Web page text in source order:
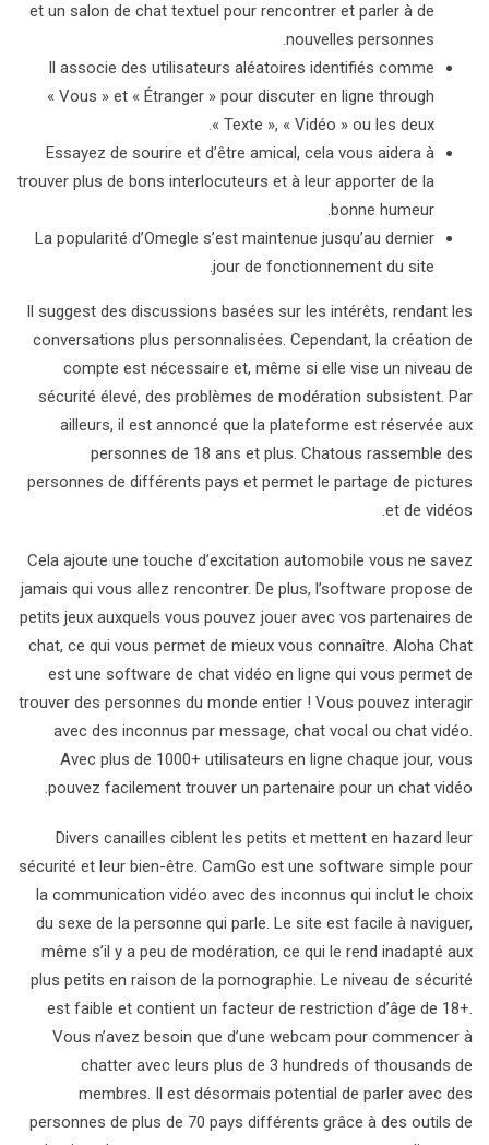
et un salon de chat textuel pour rencontrer et parler à de
nouvelles personnes.
Il associe des utilisateurs aléatoires identifiés comme
« Vous » et « Étranger » pour discuter en ligne through
« Texte », « Vidéo » ou les deux.
Essayez de sourire et d’être amical, cela vous aidera à
trouver plus de bons interlocuteurs et à leur apporter de la
bonne humeur.
La popularité d’Omegle s’est maintenue jusqu’au dernier
jour de fonctionnement du site.
Il suggest des discussions basées sur les intérêts, rendant les
conversations plus personnalisées. Cependant, la création de
compte est nécessaire et, même si elle vise un niveau de
sécurité élevé, des problèmes de modération subsistent. Par
ailleurs, il est annoncé que la plateforme est réservée aux
personnes de 18 ans et plus. Chatous rassemble des
personnes de différents pays et permet le partage de pictures
et de vidéos.
Cela ajoute une touche d’excitation automobile vous ne savez
jamais qui vous allez rencontrer. De plus, l’software propose de
petits jeux auxquels vous pouvez jouer avec vos partenaires de
chat, ce qui vous permet de mieux vous connaître. Aloha Chat
est une software de chat vidéo en ligne qui vous permet de
trouver des personnes du monde entier ! Vous pouvez interagir
avec des inconnus par message, chat vocal ou chat vidéo.
Avec plus de 1000+ utilisateurs en ligne chaque jour, vous
pouvez facilement trouver un partenaire pour un chat vidéo.
Divers canailles ciblent les petits et mettent en hazard leur
sécurité et leur bien-être. CamGo est une software simple pour
la communication vidéo avec des inconnus qui inclut le choix
du sexe de la personne qui parle. Le site est facile à naviguer,
même s’il y a peu de modération, ce qui le rend inadapté aux
plus petits en raison de la pornographie. Le niveau de sécurité
est faible et contient un facteur de restriction d’âge de 18+.
Vous n’avez besoin que d’une webcam pour commencer à
chatter avec leurs plus de 3 hundreds of thousands de
membres. Il est désormais potential de parler avec des
personnes de plus de 70 pays différents grâce à des outils de